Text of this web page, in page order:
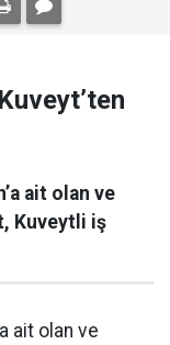
ait olan ve
Kuveytli iş
ait olan ve